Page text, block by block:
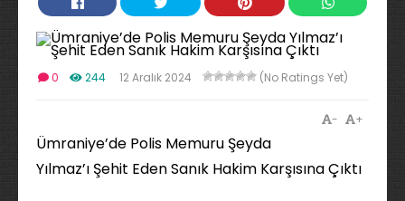
0 244 12 Aralık 2024 (No Ratings Yet)
+
-
Ümraniye’de Polis Memuru Şeyda
Yılmaz’ı Şehit Eden Sanık Hakim Karşısına Çıktı